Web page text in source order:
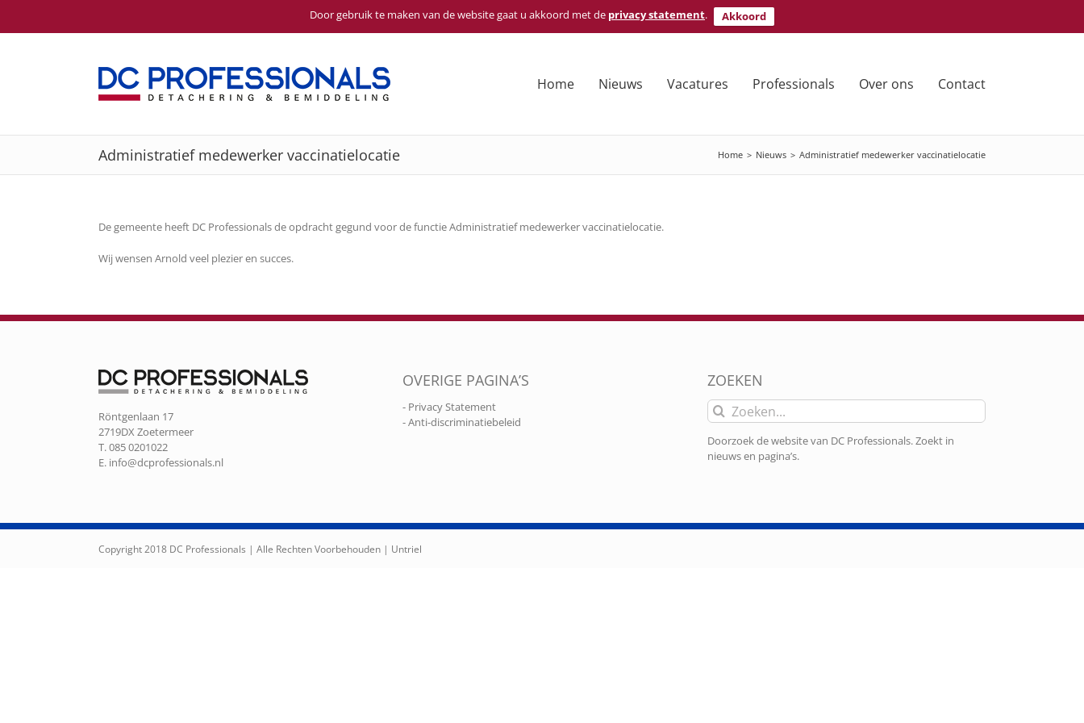
Door gebruik te maken van de website gaat u akkoord met de privacy statement.
Akkoord
Ga
Home Nieuws Vacatures Professionals Over ons Contact
Administratief medewerker vaccinatielocatie Home > Nieuws > Administratief medewerker vaccinatielocatie
De gemeente heeft DC Professionals de opdracht gegund voor de functie Administratief medewerker vaccinatielocatie.
Wij wensen Arnold veel plezier en succes.
Röntgenlaan 17
2719DX Zoetermeer
T. 085 0201022
E. info@dcprofessionals.nl
OVERIGE PAGINA’S
- Privacy Statement
- Anti-discriminatiebeleid
ZOEKEN
Zoeken
naar:
Doorzoek de website van DC Professionals. Zoekt in
nieuws en pagina’s.
Copyright 2018 DC Professionals | Alle Rechten Voorbehouden | Untriel